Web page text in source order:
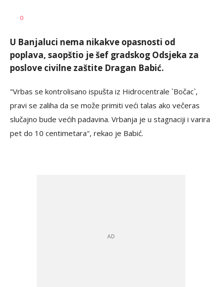
AUTOR
0
U Banjaluci nema nikakve opasnosti od
poplava, saopštio je šef gradskog Odsjeka za
poslove civilne zaštite Dragan Babić.
"Vrbas se kontrolisano ispušta iz Hidrocentrale `Bočac`,
pravi se zaliha da se može primiti veći talas ako večeras
slučajno bude većih padavina. Vrbanja je u stagnaciji i varira
pet do 10 centimetara", rekao je Babić.